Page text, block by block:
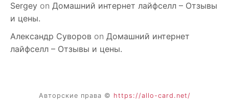
Sergey on Домашний интернет лайфселл – Отзывы
и цены.
Александр Суворов on Домашний интернет
лайфселл – Отзывы и цены.
Авторские права © https://allo-card.net/